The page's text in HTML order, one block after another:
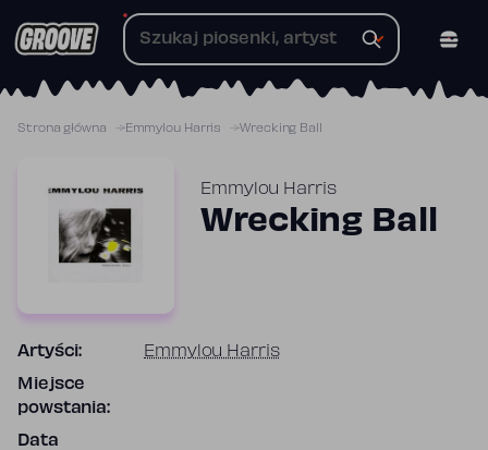
do
Strona główna Emmylou Harris Wrecking Ball
Emmylou Harris
Wrecking Ball
Artyści: Emmylou Harris
Miejsce
powstania:
Data